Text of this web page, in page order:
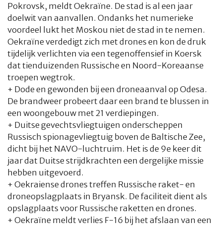
Pokrovsk, meldt Oekraïne. De stad is al een jaar
doelwit van aanvallen. Ondanks het numerieke
voordeel lukt het Moskou niet de stad in te nemen.
Oekraïne verdedigt zich met drones en kon de druk
tijdelijk verlichten via een tegenoffensief in Koersk
dat tienduizenden Russische en Noord-Koreaanse
troepen wegtrok.
+ Dode en gewonden bij een droneaanval op Odesa.
De brandweer probeert daar een brand te blussen in
een woongebouw met 21 verdiepingen.
+ Duitse gevechtsvliegtuigen onderscheppen
Russisch spionagevliegtuig boven de Baltische Zee,
dicht bij het NAVO-luchtruim. Het is de 9e keer dit
jaar dat Duitse strijdkrachten een dergelijke missie
hebben uitgevoerd.
+ Oekraiense drones treffen Russische raket- en
droneopslagplaats in Bryansk. De faciliteit dient als
opslagplaats voor Russische raketten en drones.
+ Oekraïne meldt verlies F-16 bij het afslaan van een